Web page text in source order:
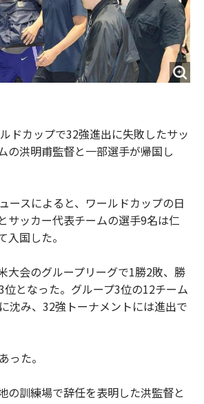
ドカップで32強進出に失敗したサッ
の洪明甫監督と一部選手が帰国し
ースによると、ワールドカップの日
サッカー代表チームの選手9名は仁
入国した。
大会のグループリーグで1勝2敗、勝
位となった。グループ3位の12チーム
沈み、32強トーナメントには進出で
った。
の訓練場で辞任を表明した洪監督と